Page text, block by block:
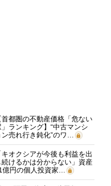
首都圏の不動産価格「危ない
」ランキング】“中古マンシ
ン売れ行き鈍化”のワ…
キオクシアが今後も利益を出
続けるかは分からない」資産
億円の個人投資家…